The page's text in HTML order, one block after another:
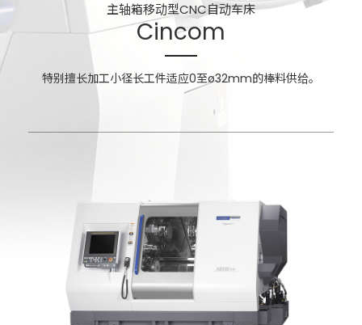
主轴箱移动型CNC自动车床
Cincom
特别擅长加工小径长工件适应0至ø32mm的棒料供给。